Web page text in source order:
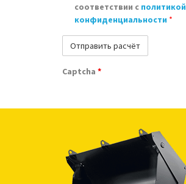
соответствии с политикой
конфиденциальности *
Captcha *